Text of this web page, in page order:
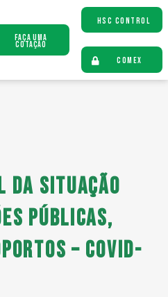
Faça uma
Cotação
HSC CONTROL
COMEX
da situação
Públicas,
– Covid-